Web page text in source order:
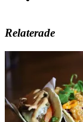
Relaterade